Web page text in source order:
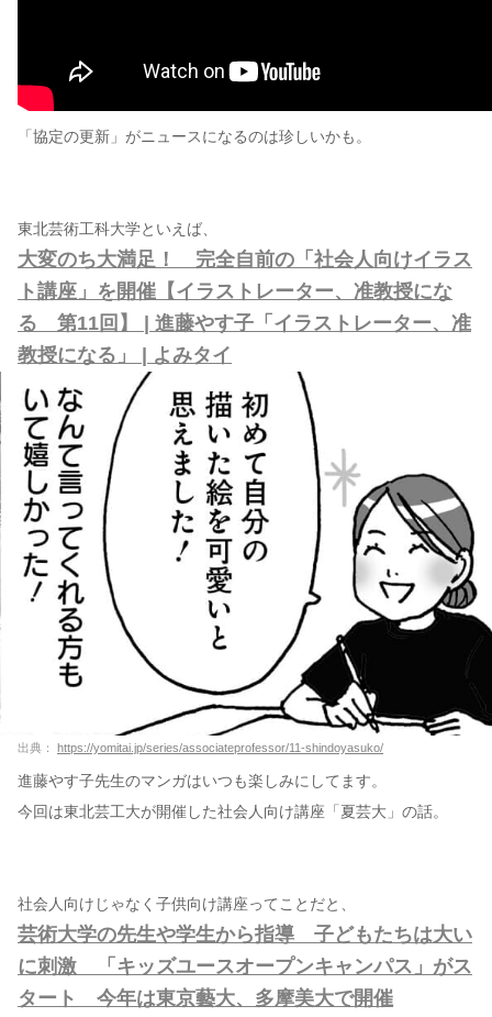
「協定の更新」がニュースになるのは珍しいかも。
東北芸術工科大学といえば、
大変のち大満足！ 完全自前の「社会人向けイラス
ト講座」を開催【イラストレーター、准教授にな
る 第11回】 | 進藤やす子「イラストレーター、准
教授になる」 | よみタイ
出典： https://yomitai.jp/series/associateprofessor/11-shindoyasuko/
進藤やす子先生のマンガはいつも楽しみにしてます。
今回は東北芸工大が開催した社会人向け講座「夏芸大」の話。
社会人向けじゃなく子供向け講座ってことだと、
芸術大学の先生や学生から指導 子どもたちは大い
に刺激 「キッズユースオープンキャンパス」がス
タート 今年は東京藝大、多摩美大で開催